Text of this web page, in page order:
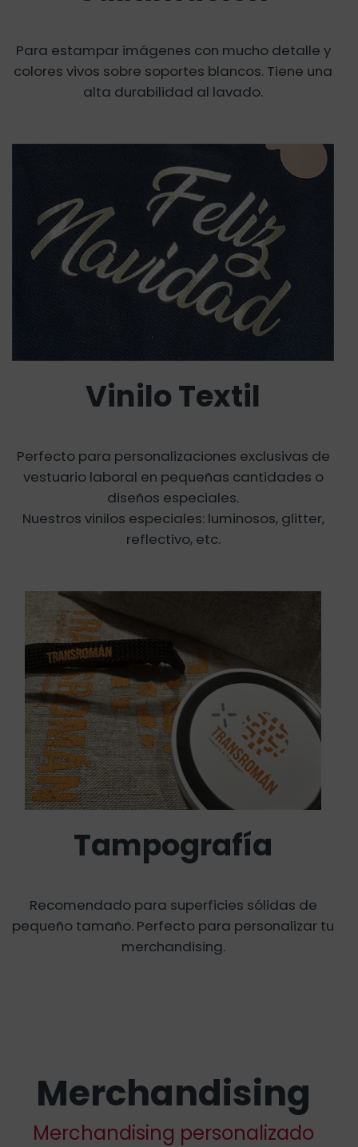
Para estampar imágenes con mucho detalle y
colores vivos sobre soportes blancos. Tiene una
alta durabilidad al lavado.
Vinilo Textil
Perfecto para personalizaciones exclusivas de
vestuario laboral en pequeñas cantidades o
diseños especiales.
Nuestros vinilos especiales: luminosos, glitter,
reflectivo, etc.
Tampografía
Recomendado para superficies sólidas de
pequeño tamaño. Perfecto para personalizar tu
merchandising.
Merchandising
Merchandising personalizado